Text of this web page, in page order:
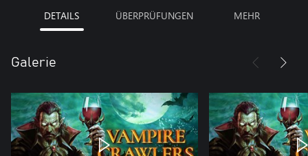
DETAILS ÜBERPRÜFUNGEN MEHR
Galerie